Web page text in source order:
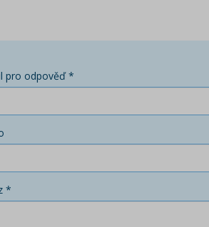
pro odpověď *
*